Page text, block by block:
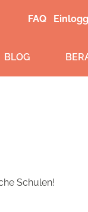
FAQ
BLOG
Schulen!